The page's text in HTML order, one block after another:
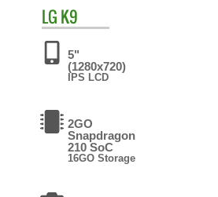
LG K9
5"
(1280x720)
IPS LCD
2GO
Snapdragon
210 SoC
16GO Storage